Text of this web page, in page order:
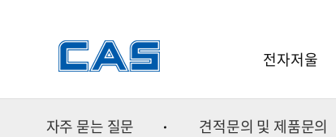
전자저울
전자저울
자주 묻는 질문 견적문의 및 제품문의